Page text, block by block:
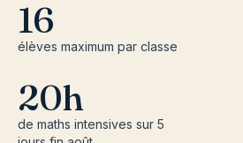
16
élèves maximum par classe
20h
de maths intensives sur 5